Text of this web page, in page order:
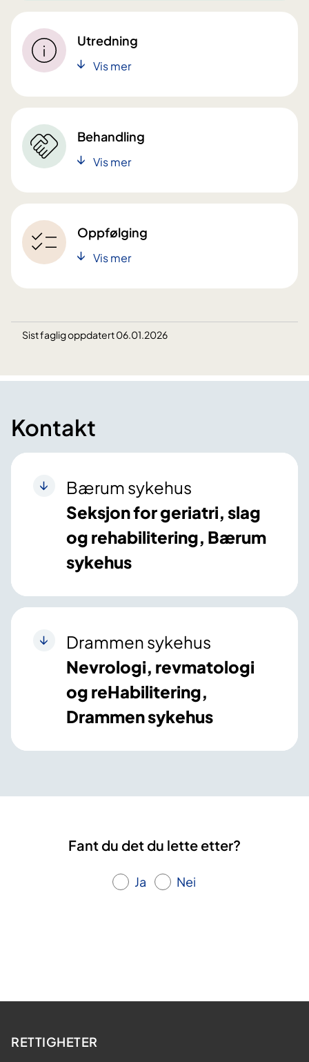
Utredning
Vis mer
Behandling
Vis mer
Oppfølging
Vis mer
Sist faglig oppdatert 06.01.2026
Kontakt
Bærum sykehus
Seksjon for geriatri, slag
og rehabilitering, Bærum
sykehus
Drammen sykehus
Nevrologi, revmatologi
og reHabilitering,
Drammen sykehus
Fant du det du lette etter?
Ja Nei
RETTIGHETER